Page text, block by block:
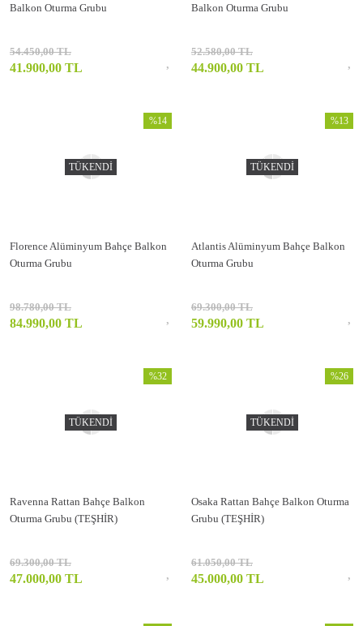
Balkon Oturma Grubu
54.450,00 TL
41.900,00 TL
Balkon Oturma Grubu
52.580,00 TL
44.900,00 TL
TÜKENDİ
Florence Alüminyum Bahçe Balkon
Oturma Grubu
%14
98.780,00 TL
84.990,00 TL
TÜKENDİ
Atlantis Alüminyum Bahçe Balkon
Oturma Grubu
%13
69.300,00 TL
59.990,00 TL
TÜKENDİ
Ravenna Rattan Bahçe Balkon
Oturma Grubu (TEŞHİR)
%32
69.300,00 TL
47.000,00 TL
TÜKENDİ
Osaka Rattan Bahçe Balkon Oturma
Grubu (TEŞHİR)
%26
61.050,00 TL
45.000,00 TL